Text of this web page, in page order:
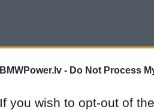
BMWPower.lv - Do Not Process
If you wish to opt-out of